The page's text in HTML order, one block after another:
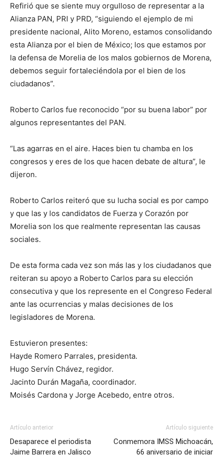
Refirió que se siente muy orgulloso de representar a la
Alianza PAN, PRI y PRD, “siguiendo el ejemplo de mi
presidente nacional, Alito Moreno, estamos consolidando
esta Alianza por el bien de México; los que estamos por
la defensa de Morelia de los malos gobiernos de Morena,
debemos seguir fortaleciéndola por el bien de los
ciudadanos”.
Roberto Carlos fue reconocido “por su buena labor” por
algunos representantes del PAN.
“Las agarras en el aire. Haces bien tu chamba en los
congresos y eres de los que hacen debate de altura”, le
dijeron.
Roberto Carlos reiteró que su lucha social es por campo
y que las y los candidatos de Fuerza y Corazón por
Morelia son los que realmente representan las causas
sociales.
De esta forma cada vez son más las y los ciudadanos que
reiteran su apoyo a Roberto Carlos para su elección
consecutiva y que los represente en el Congreso Federal
ante las ocurrencias y malas decisiones de los
legisladores de Morena.
Estuvieron presentes:
Hayde Romero Parrales, presidenta.
Hugo Servín Chávez, regidor.
Jacinto Durán Magaña, coordinador.
Moisés Cardona y Jorge Acebedo, entre otros.
Artículo anterior
Desaparece el periodista
Jaime Barrera en Jalisco
Artículo siguiente
Conmemora IMSS Michoacán,
66 aniversario de iniciar